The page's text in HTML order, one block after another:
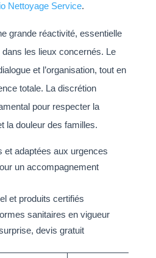
Nettoyage Service.
grande réactivité, essentielle
les lieux concernés. Le
et l’organisation, tout en
totale. La discrétion
pour respecter la
la douleur des familles.
et adaptées aux urgences
un accompagnement
et produits certifiés
sanitaires en vigueur
devis gratuit